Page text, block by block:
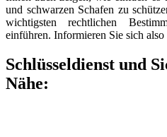
und schwarzen Schafen zu
wichtigsten rechtlichen
einführen. Informieren Sie sich
Schlüsseldienst und
Nähe: